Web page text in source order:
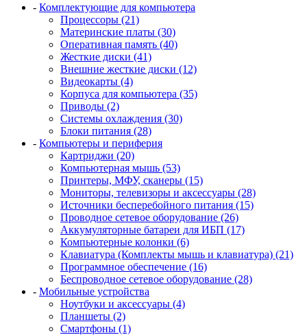
- Комплектующие для компьютера
Процессоры (21)
Материнские платы (30)
Оперативная память (40)
Жесткие диски (41)
Внешние жесткие диски (12)
Видеокарты (4)
Корпуса для компьютера (35)
Приводы (2)
Системы охлаждения (30)
Блоки питания (28)
- Компьютеры и периферия
Картриджи (20)
Компьютерная мышь (53)
Принтеры, МФУ, сканеры (15)
Мониторы, телевизоры и аксессуары (28)
Источники бесперебойного питания (15)
Проводное сетевое оборудование (26)
Аккумуляторные батареи для ИБП (17)
Компьютерные колонки (6)
Клавиатура (Комплекты мышь и клавиатура) (21)
Программное обеспечение (16)
Беспроводное сетевое оборудование (28)
- Мобильные устройства
Ноутбуки и аксессуары (4)
Планшеты (2)
Смартфоны (1)